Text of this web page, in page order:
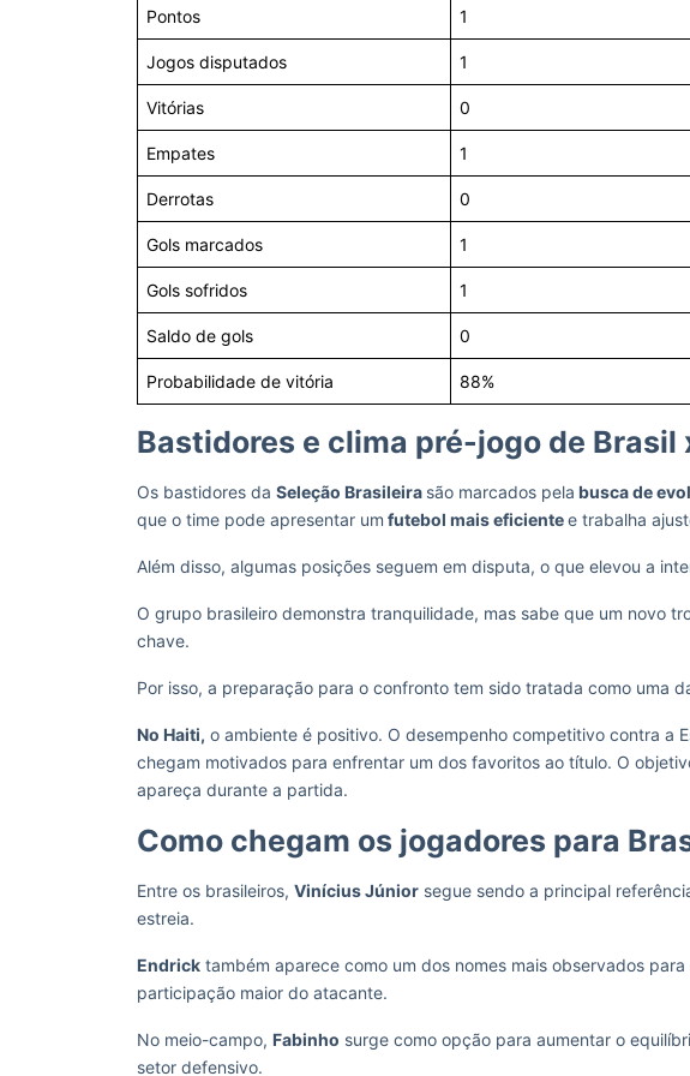
Pontos 1
Jogos disputados 1
Vitórias 0
Empates 1
Derrotas 0
Gols marcados 1
Gols sofridos 1
Saldo de gols 0
Probabilidade de vitória 88%
Bastidores e clima pré-jogo de Brasil
Os bastidores da Seleção Brasileira são marcados pela busca de
que o time pode apresentar um futebol mais eficientee trabalha
Além disso, algumas posições seguem em disputa, o que elevou a
O grupo brasileiro demonstra tranquilidade, mas sabe que um novo
chave.
Por isso, a preparação para o confronto tem sido tratada como uma
No Haiti, o ambiente é positivo. O desempenho competitivo contra a
chegam motivados para enfrentar um dos favoritos ao título. O
apareça durante a partida.
Como chegam os jogadores para
Entre os brasileiros, Vinícius Júnior segue sendo a principal
estreia.
Endrick também aparece como um dos nomes mais observados
participação maior do atacante.
No meio-campo, Fabinho surge como opção para aumentar o
setor defensivo.